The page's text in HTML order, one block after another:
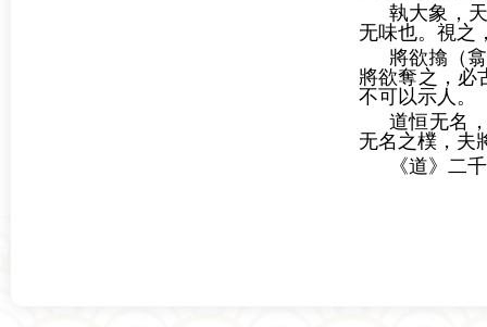
執大象，
无味也。視之
將欲㩉（
將欲奪之，必
不可以示人。
道恒无名
无名之樸，夫
《道》二